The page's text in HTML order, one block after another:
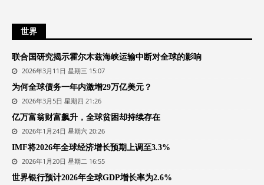
世界
联合国研究揭示霍尔木兹海峡运输中断对全球的影响
2026年3月11日 星期三 15:07
为何全球债务一年内激增29万亿美元？
2026年3月5日 星期四 21:26
亿万富翁财富飙升，全球贫困却持续存在
2026年1月24日 星期六 20:26
IMF将2026年全球经济增长预期上调至3.3%
2026年1月20日 星期二 16:55
世界银行预计2026年全球GDP增长率为2.6%